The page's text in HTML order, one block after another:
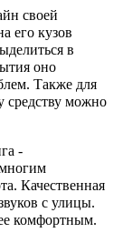
своей
его кузов
в
оно
Также для
средству можно
-
Качественная
с улицы.
комфортным.